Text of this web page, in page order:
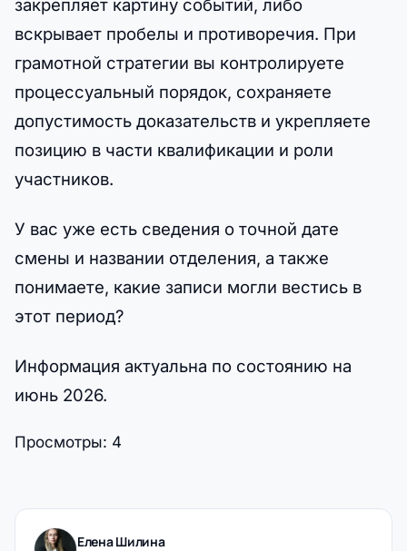
закрепляет картину событий, либо
вскрывает пробелы и противоречия. При
грамотной стратегии вы контролируете
процессуальный порядок, сохраняете
допустимость доказательств и укрепляете
позицию в части квалификации и роли
участников.
У вас уже есть сведения о точной дате
смены и названии отделения, а также
понимаете, какие записи могли вестись в
этот период?
Информация актуальна по состоянию на
июнь 2026.
Просмотры: 4
Елена Шилина